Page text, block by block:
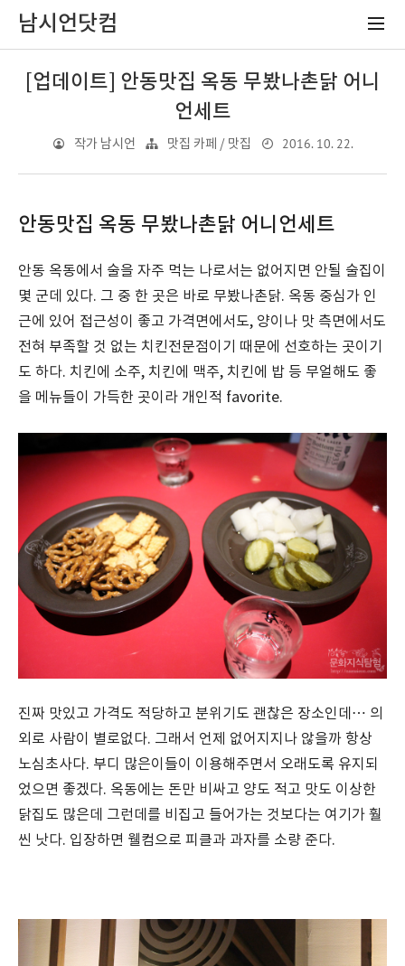
남시언닷컴
[업데이트] 안동맛집 옥동 무봤나촌닭 어니
언세트
작가 남시언 맛집 카페 / 맛집 2016. 10. 22.
안동맛집 옥동 무봤나촌닭 어니언세트
안동 옥동에서 술을 자주 먹는 나로서는 없어지면 안될 술집이
몇 군데 있다. 그 중 한 곳은 바로 무봤나촌닭. 옥동 중심가 인
근에 있어 접근성이 좋고 가격면에서도, 양이나 맛 측면에서도
전혀 부족할 것 없는 치킨전문점이기 때문에 선호하는 곳이기
도 하다. 치킨에 소주, 치킨에 맥주, 치킨에 밥 등 무얼해도 좋
을 메뉴들이 가득한 곳이라 개인적 favorite.
진짜 맛있고 가격도 적당하고 분위기도 괜찮은 장소인데… 의
외로 사람이 별로없다. 그래서 언제 없어지지나 않을까 항상
노심초사다. 부디 많은이들이 이용해주면서 오래도록 유지되
었으면 좋겠다. 옥동에는 돈만 비싸고 양도 적고 맛도 이상한
닭집도 많은데 그런데를 비집고 들어가는 것보다는 여기가 훨
씬 낫다. 입장하면 웰컴으로 피클과 과자를 소량 준다.